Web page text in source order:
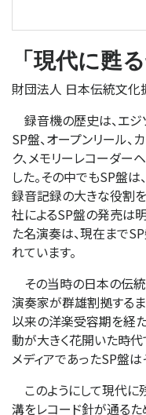
「現代に甦
財団法人 日本伝統文
録音機の歴史は、エ
SP盤、オープンリール、
ク、メモリーレコーダ
した。その中でもSP盤
録音記録の大きな役割
社によるSP盤の発売は
た名演奏は、現在まで
れています。
その当時の日本の伝統
演奏家が群雄割拠する
以来の洋楽受容期を経
動が大きく花開いた時
メディアであったSP盤
このようにして現代に
溝をレコード針が通るた